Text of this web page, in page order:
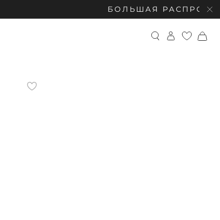
БОЛЬШАЯ РАСПРОДАЖА: